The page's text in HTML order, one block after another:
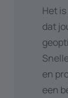
Het
dat
en
een